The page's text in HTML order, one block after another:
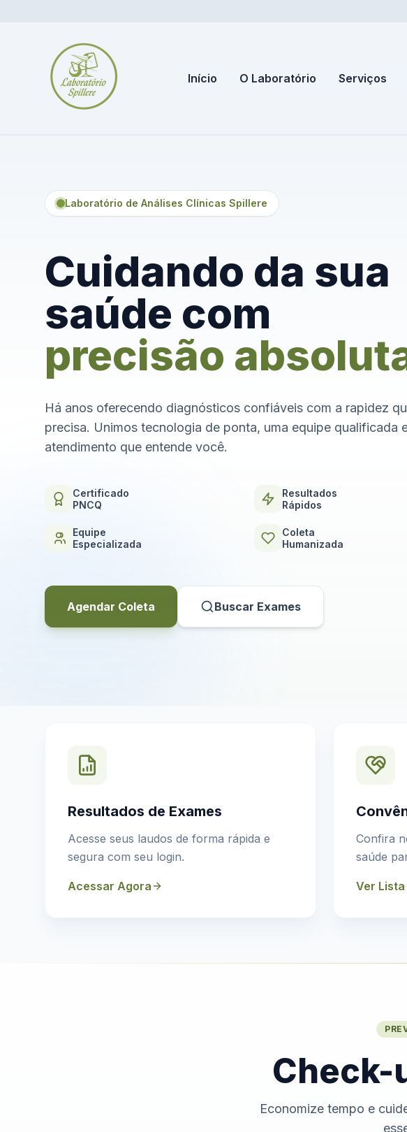
Início O Laboratório Serviços
Laboratório de Análises Clínicas Spillere
Cuidando da sua
saúde com
precisão
Há anos oferecendo diagnósticos confiáveis com a rapidez
precisa. Unimos tecnologia de ponta, uma equipe qualificada
atendimento que entende você.
Certificado
PNCQ
Resultados
Rápidos
Equipe
Especializada
Coleta
Humanizada
Agendar Coleta Buscar Exames
Resultados de Exames
Acesse seus laudos de forma rápida e
segura com seu login.
Acessar Agora
Confira
saúde
Ver Lista
Check-
Economize tempo e